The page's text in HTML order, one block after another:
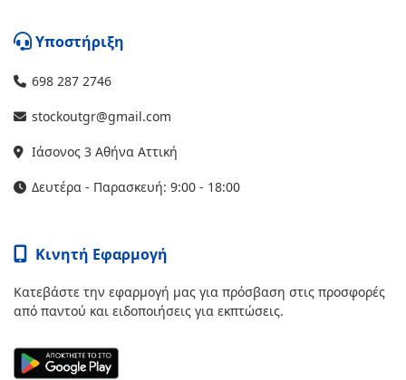
Υποστήριξη
698 287 2746
stockoutgr@gmail.com
Ιάσονος 3 Αθήνα Αττική
Δευτέρα - Παρασκευή: 9:00 - 18:00
Κινητή Εφαρμογή
Κατεβάστε την εφαρμογή μας για πρόσβαση στις προσφορές
από παντού και ειδοποιήσεις για εκπτώσεις.